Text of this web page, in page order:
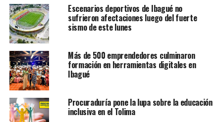
Escenarios deportivos de Ibagué no
sufrieron afectaciones luego del fuerte
sismo de este lunes
Más de 500 emprendedores culminaron
formación en herramientas digitales en
Ibagué
Procuraduría pone la lupa sobre la educación
inclusiva en el Tolima